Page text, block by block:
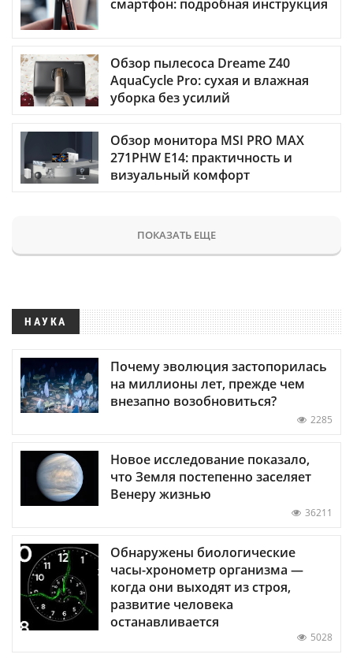
смартфон: подробная инструкция
Обзор пылесоса Dreame Z40
AquaCycle Pro: сухая и влажная
уборка без усилий
Обзор монитора MSI PRO MAX
271PHW E14: практичность и
визуальный комфорт
ПОКАЗАТЬ ЕЩЕ
НАУКА
Почему эволюция застопорилась
на миллионы лет, прежде чем
внезапно возобновиться?
2285
Новое исследование показало,
что Земля постепенно заселяет
Венеру жизнью
36211
Обнаружены биологические
часы-хронометр организма —
когда они выходят из строя,
развитие человека
останавливается
5028